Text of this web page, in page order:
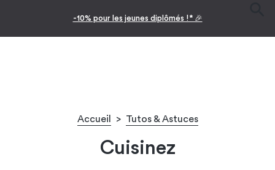
-10% pour les jeunes diplômés !* 🎉
Accueil > Tutos & Astuces
Cuisinez